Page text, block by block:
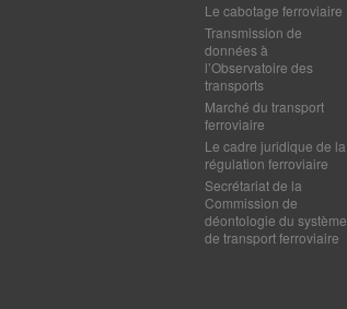
Le cabotage ferroviaire
Transmission de
données à
l’Observatoire des
transports
Marché du transport
ferroviaire
Le cadre juridique de la
régulation ferroviaire
Secrétariat de la
Commission de
déontologie du système
de transport ferroviaire